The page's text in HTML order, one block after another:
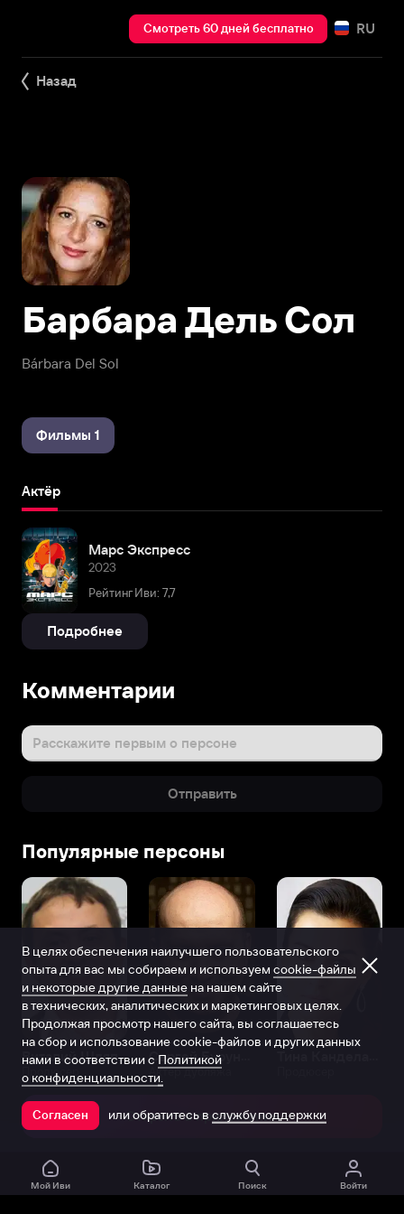
Смотреть 60 дней бесплатно RU
Назад
Bárbara Del Sol
Барбара Дель Сол
Фильмы 1
Актёр
Марс Экспресс
2023
Рейтинг Иви: 7,7
Подробнее
Комментарии
Расскажите первым о персоне
Отправить
Популярные персоны
Виталий Шляппо
Продюсер Актёр дубляжа
Открыть в приложении
Мой Иви Каталог Поиск Войти
В целях обеспечения наилучшего пользовательского
опыта для вас мы собираем и используем cookie-файлы
и некоторые другие данные на нашем сайте
в технических, аналитических и маркетинговых целях.
Продолжая просмотр нашего сайта, вы соглашаетесь
на сбор и использование cookie-файлов и других данных
нами в соответствии с Политикой
о конфиденциальности.
Согласен или обратитесь в службу поддержки